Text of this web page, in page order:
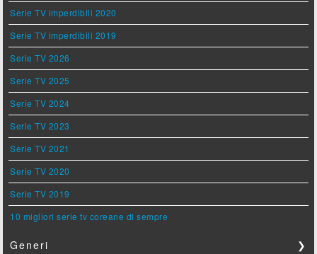
Serie TV imperdibili 2020
Serie TV imperdibili 2019
Serie TV 2026
Serie TV 2025
Serie TV 2024
Serie TV 2023
Serie TV 2021
Serie TV 2020
Serie TV 2019
10 migliori serie tv coreane di sempre
Generi ❯